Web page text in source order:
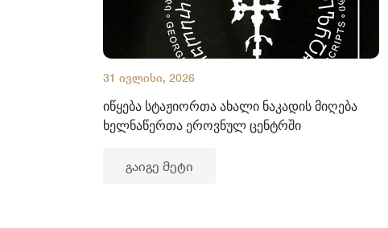
31 ივლისი, 2026
იწყება სტაჟიორთა ახალი ნაკადის მიღება
ხელნაწერთა ეროვნულ ცენტრში
გაიგე მეტი